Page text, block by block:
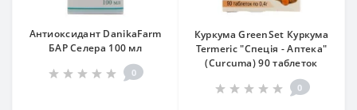
Антиоксидант DanikaFarm
БАР Селера 100 мл
0
Куркума GreenSet Куркума
Termeric "Спеція - Аптека"
(Curcuma) 90 таблеток
0